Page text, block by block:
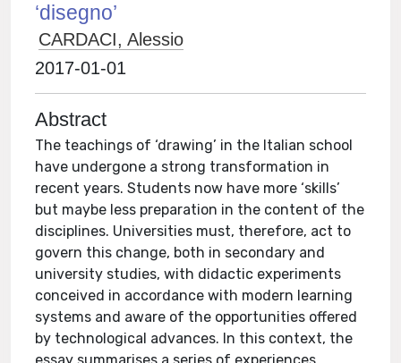
‘disegno’
CARDACI, Alessio
2017-01-01
Abstract
The teachings of ‘drawing’ in the Italian school
have undergone a strong transformation in
recent years. Students now have more ‘skills’
but maybe less preparation in the content of the
disciplines. Universities must, therefore, act to
govern this change, both in secondary and
university studies, with didactic experiments
conceived in accordance with modern learning
systems and aware of the opportunities offered
by technological advances. In this context, the